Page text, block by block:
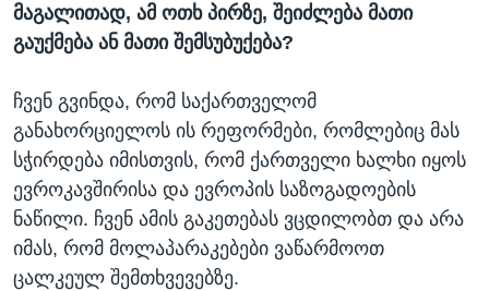
მაგალითად, ამ ოთხ პირზე, შეიძლება მათი
გაუქმება ან მათი შემსუბუქება?
ჩვენ გვინდა, რომ საქართველომ
განახორციელოს ის რეფორმები, რომლებიც მას
სჭირდება იმისთვის, რომ ქართველი ხალხი იყოს
ევროკავშირისა და ევროპის საზოგადოების
ნაწილი. ჩვენ ამის გაკეთებას ვცდილობთ და არა
იმას, რომ მოლაპარაკებები ვაწარმოოთ
ცალკეულ შემთხვევებზე.